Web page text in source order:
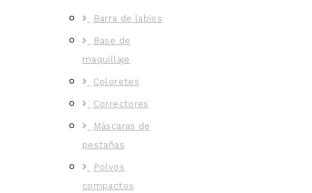
Barra de labios
Base de
maquillaje
Coloretes
Correctores
Máscaras de
pestañas
Polvos
compactos